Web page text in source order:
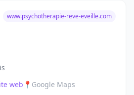
www.psychotherapie-reve-eveille.com
web 📍 Google Maps